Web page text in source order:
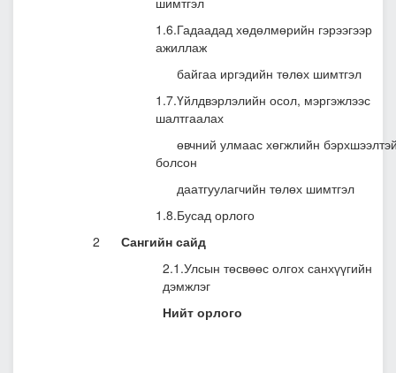
1.6.Гадаадад хөдөлмөрийн гэрээгээр
ажиллаж
байгаа иргэдийн төлөх шимтгэл
1.7.Үйлдвэрлэлийн осол, мэргэжлээс
шалтгаалах
өвчний улмаас хөгжлийн
болсон
даатгуулагчийн төлөх шимтгэл
1.8.Бусад орлого
2
Сангийн сайд
2.1.Улсын төсвөөс олгох санхүүгийн
дэмжлэг
Нийт орлого